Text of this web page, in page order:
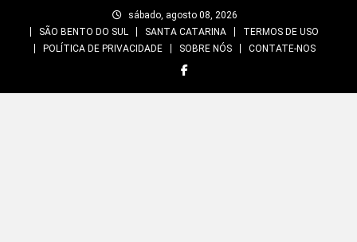
sábado, agosto 08, 2026
SÃO BENTO DO SUL
SANTA CATARINA
TERMOS DE USO
POLÍTICA DE PRIVACIDADE
SOBRE NÓS CONTATE-NOS